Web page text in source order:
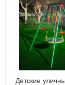
Детские